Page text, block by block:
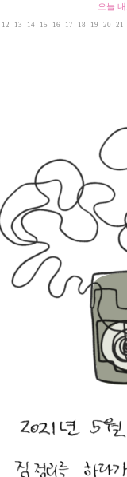
오늘
12 13 14 15 16 17 18 19 20 21